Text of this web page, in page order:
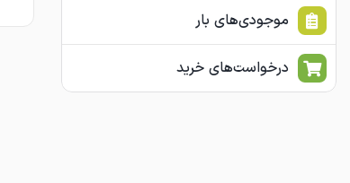
موجودی‌های بار
درخواست‌های خرید